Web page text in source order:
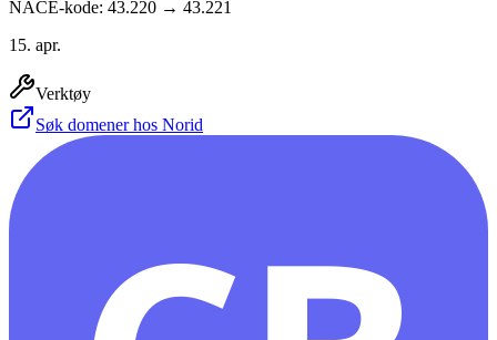
NACE-kode: 43.220 → 43.221
15. apr.
Verktøy
Søk domener hos Norid